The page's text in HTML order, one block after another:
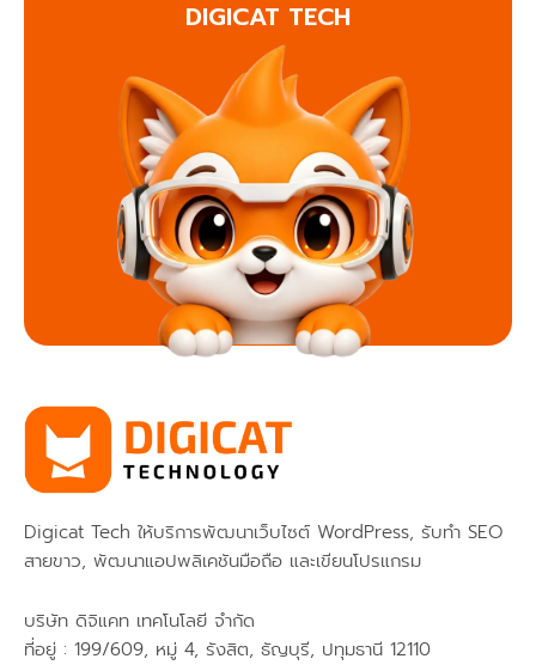
DIGICAT TECH
Digicat Tech ให้บริการพัฒนาเว็บไซต์ WordPress, รับทำ SEO
สายขาว, พัฒนาแอปพลิเคชันมือถือ และเขียนโปรแกรม
บริษัท ดิจิแคท เทคโนโลยี จำกัด
ที่อยู่ : 199/609, หมู่ 4, รังสิต, ธัญบุรี, ปทุมธานี 12110